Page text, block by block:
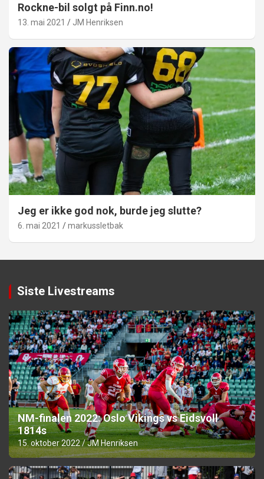
Rockne-bil solgt på Finn.no!
13. mai 2021 JM Henriksen
Jeg er ikke god nok, burde jeg slutte?
6. mai 2021 markussletbak
Siste Livestreams
NM-finalen 2022: Oslo Vikings vs Eidsvoll
1814s
15. oktober 2022 JM Henriksen